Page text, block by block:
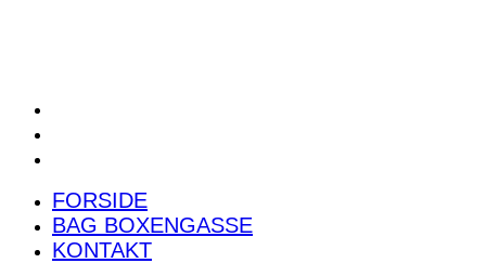
FORSIDE
BAG BOXENGASSE
KONTAKT